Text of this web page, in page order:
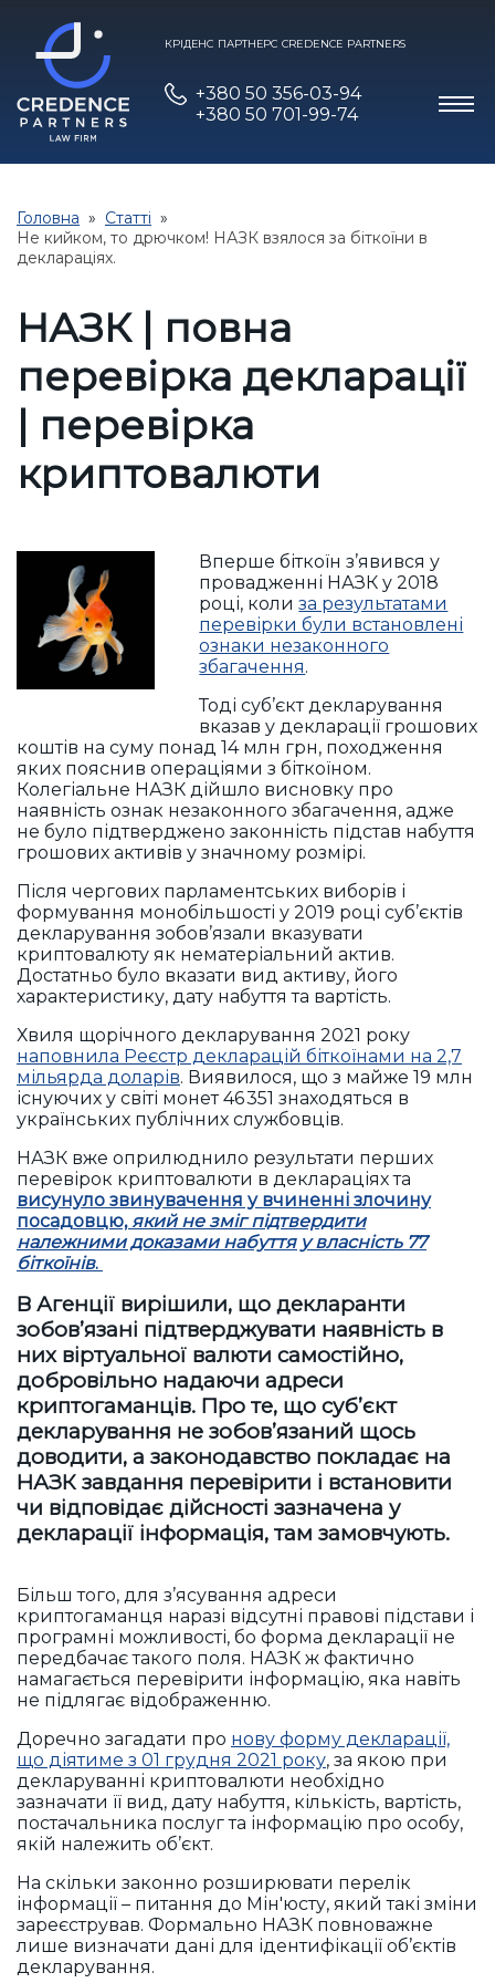
КРІДЕНС ПАРТНЕРС CREDENCE PARTNERS
+380 50 356-03-94
+380 50 701-99-74
Головна
Статті
Не кийком, то дрючком! НАЗК взялося за біткоїни в
деклараціях.
НАЗК | повна
перевірка декларації
| перевірка
криптовалюти
Вперше біткоїн з’явився у
провадженні НАЗК у 2018
році, колиза результатами
перевірки були встановлені
ознаки незаконного
збагачення.
Тоді суб’єкт декларування
вказав у декларації грошових
коштів на суму понад 14 млн грн, походження
яких пояснив операціями з біткоїном.
Колегіальне НАЗК дійшло висновку про
наявність ознак незаконного збагачення, адже
не було підтверджено законність підстав набуття
грошових активів у значному розмірі.
Після чергових парламентських виборів і
формування монобільшості у 2019 році суб’єктів
декларування зобов’язали вказувати
криптовалюту як нематеріальний актив.
Достатньо було вказати вид активу, його
характеристику, дату набуття та вартість.
Хвиля щорічного декларування 2021 року
наповнила Реєстр декларацій біткоїнами на 2,7
мільярда доларів. Виявилося, що з майже 19 млн
існуючих у світі монет 46 351 знаходяться в
українських публічних службовців.
НАЗК вже оприлюднило результати перших
перевірок криптовалюти в деклараціях та
висунуло звинувачення у вчиненні злочину
посадовцю,який не зміг підтвердити
належними доказами набуття у власність 77
біткоїнів.
В Агенції вирішили, що декларанти
зобов’язані підтверджувати наявність в
них віртуальної валюти самостійно,
добровільно надаючи адреси
криптогаманців. Про те, що суб’єкт
декларування не зобов’язаний щось
доводити, а законодавство покладає на
НАЗК завдання перевірити і встановити
чи відповідає дійсності зазначена у
декларації інформація, там замовчують.
Більш того, для з’ясування адреси
криптогаманця наразі відсутні правові підстави і
програмні можливості, бо форма декларації не
передбачає такого поля. НАЗК ж фактично
намагається перевірити інформацію, яка навіть
не підлягає відображенню.
Доречно загадати про нову форму декларації,
що діятиме з 01 грудня 2021 року, за якою при
декларуванні криптовалюти необхідно
зазначати її вид, дату набуття, кількість, вартість,
постачальника послуг та інформацію про особу,
якій належить об’єкт.
На скільки законно розширювати перелік
інформації – питання до Мін'юсту, який такі зміни
зареєстрував. Формально НАЗК повноважне
лише визначати дані для ідентифікації об’єктів
декларування.